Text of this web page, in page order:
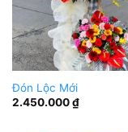
Đón Lộc Mới
2.450.000₫